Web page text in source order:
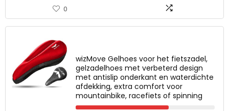
0
wizMove Gelhoes voor het fietszadel,
gelzadelhoes met verbeterd design
met antislip onderkant en waterdichte
afdekking, extra comfort voor
mountainbike, racefiets of spinning